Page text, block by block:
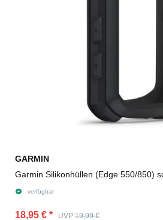
GARMIN
Garmin Silikonhüllen (Edge 550/850)
verfügbar
18,95 € * UVP 19,99 €